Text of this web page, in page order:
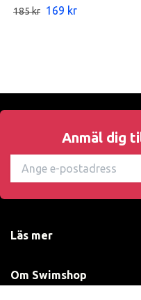
185 kr 169 kr
Anmäl dig
Läs mer
Om Swimshop